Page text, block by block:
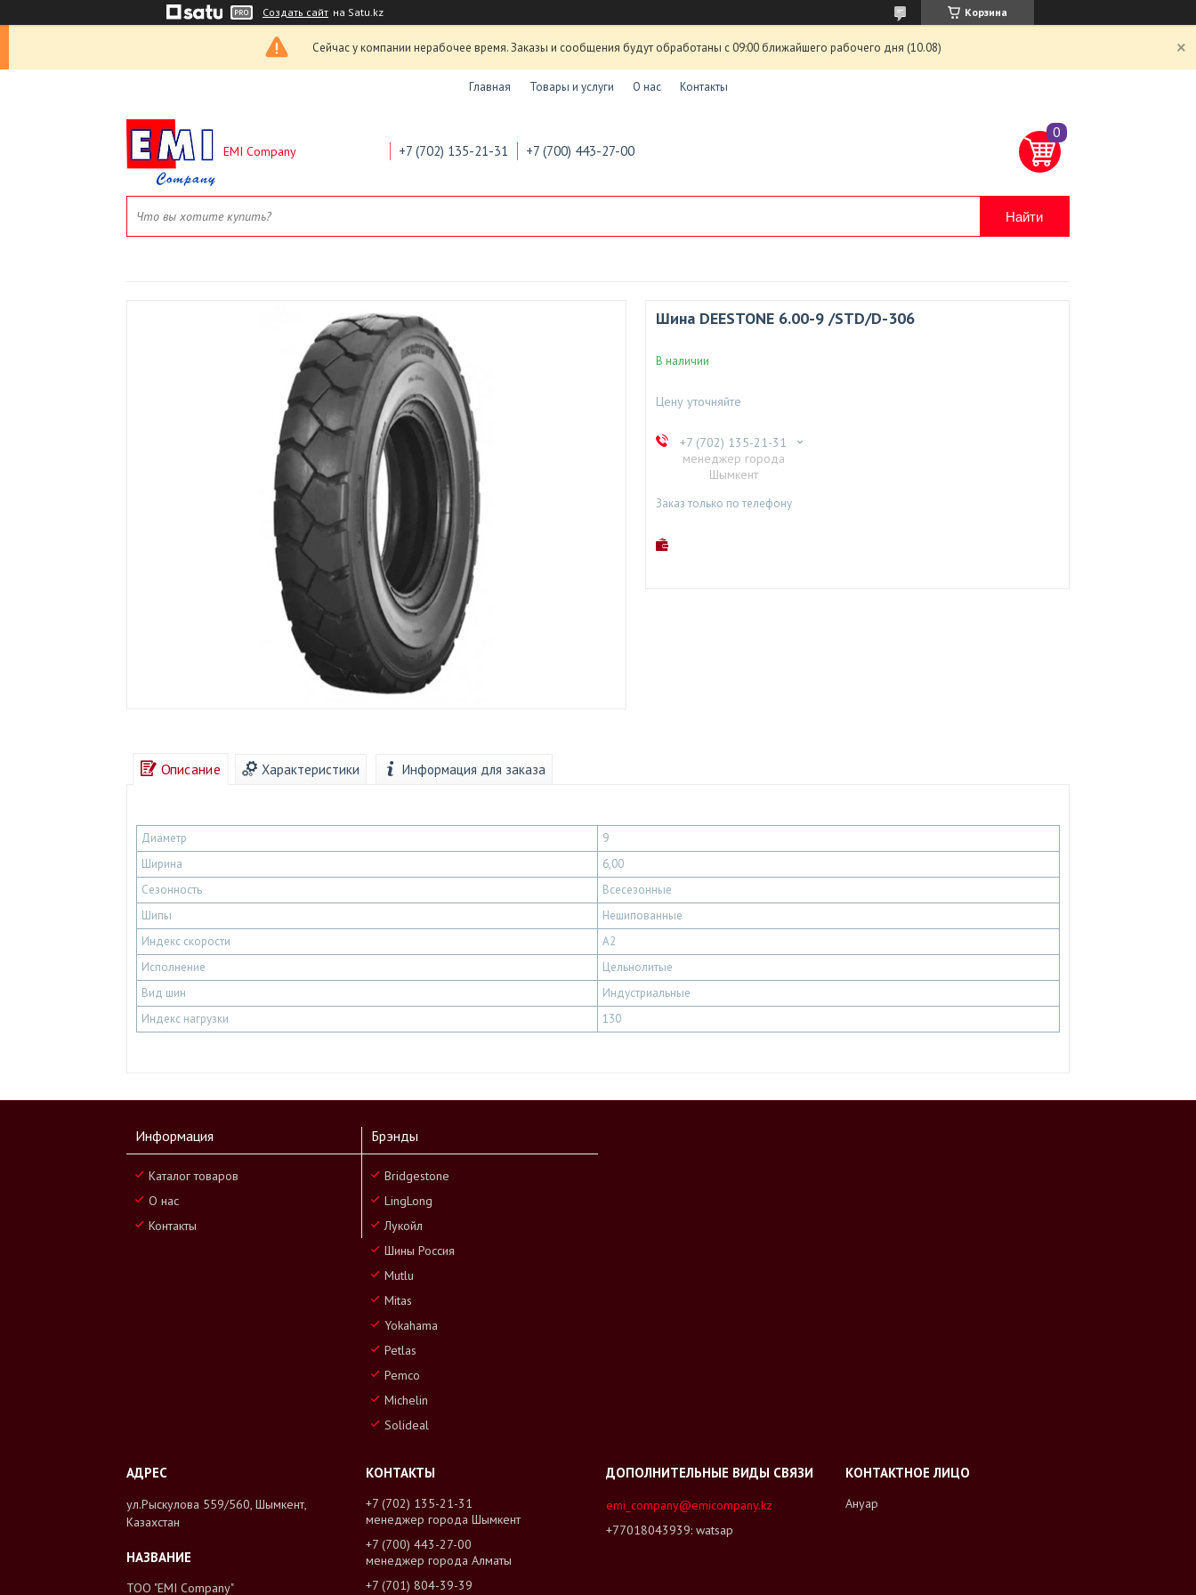
Создать сайт на Satu.kz Корзина
Сейчас у компании нерабочее время. Заказы и сообщения будут обработаны с 09:00 ближайшего рабочего дня (10.08)
Главная Товары и услуги О нас Контакты
EMI Company +7 (702) 135-21-31 +7 (700) 443-27-00
Найти
Шина DEESTONE 6.00-9 /STD/D-306
В наличии
Цену уточняйте
+7 (702) 135-21-31
менеджер города
Шымкент
Заказ только по телефону
Описание Характеристики Информация для заказа
Диаметр
9
Ширина
6,00
Сезонность
Всесезонные
Шипы
Нешипованные
Индекс скорости
A2
Исполнение
Цельнолитые
Вид шин
Индустриальные
Индекс нагрузки
130
Информация
Каталог товаров
О нас
Контакты
Брэнды
Bridgestone
LingLong
Лукойл
Шины Россия
Mutlu
Mitas
Yokahama
Petlas
Pemco
Michelin
Solideal
ул.Рыскулова 559/560, Шымкент,
Казахстан
ТОО "EMI Company"
+7 (702) 135-21-31
менеджер города Шымкент
+7 (700) 443-27-00
менеджер города Алматы
+7 (701) 804-39-39
emi_company@emicompany.kz
+77018043939 watsap
Ануар